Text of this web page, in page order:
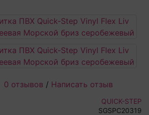
0 отзывов / Написать отзыв
QUICK-STEP
SGSPC20319